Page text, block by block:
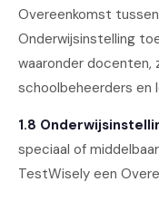
Overeenkomst
Onderwijsinstelling
waaronder docenten,
schoolbeheerders en
1.8
speciaal of
TestWisely een